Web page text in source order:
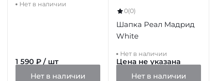
Нет в наличии
1 590 ₽ / шт
Нет в наличии
0(0)
Шапка Реал Мадрид
White
Нет в наличии
Цена не указана
Нет в наличии